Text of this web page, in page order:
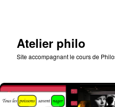
Atelier philo
Site accompagnant le cours de